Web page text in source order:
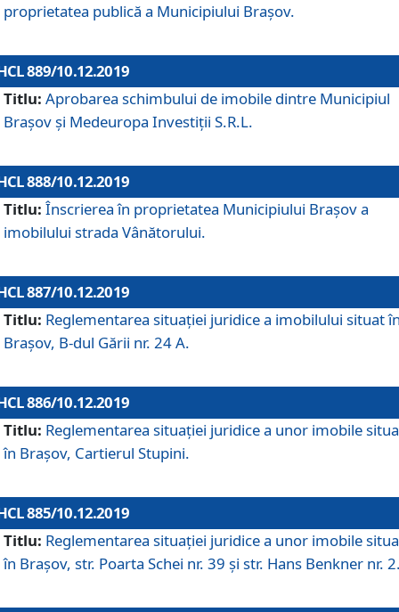
proprietatea publică a Municipiului Brașov.
889/10.12.2019
Titlu: Aprobarea schimbului de imobile dintre Municipiul
Brașov și Medeuropa Investiții S.R.L.
888/10.12.2019
Titlu: Înscrierea în proprietatea Municipiului Braşov a
imobilului strada Vânătorului.
887/10.12.2019
Titlu: Reglementarea situației juridice a imobilului situat
Brașov, B-dul Gării nr. 24 A.
886/10.12.2019
Titlu: Reglementarea situaţiei juridice a unor imobile
în Braşov, Cartierul Stupini.
885/10.12.2019
Titlu: Reglementarea situației juridice a unor imobile
în Brașov, str. Poarta Schei nr. 39 și str. Hans Benkner nr.